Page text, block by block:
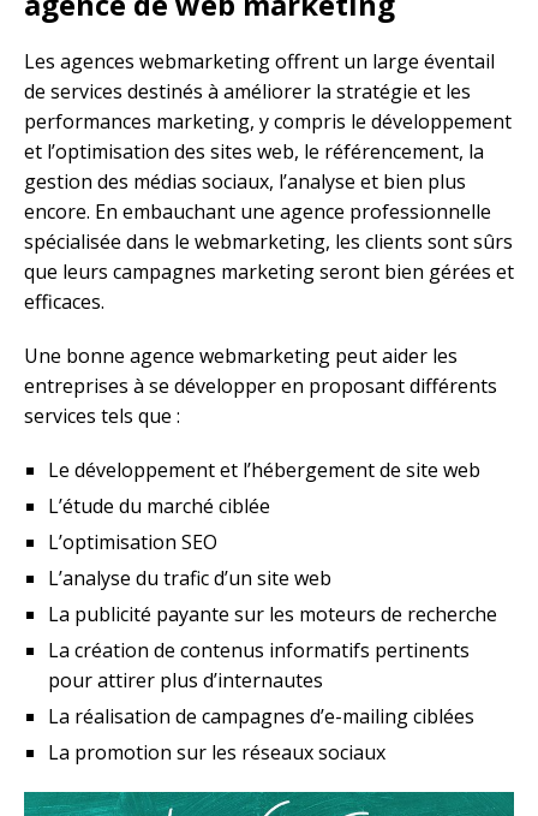
Les agences webmarketing offrent un large éventail
de services destinés à améliorer la stratégie et les
performances marketing, y compris le développement
et l’optimisation des sites web, le référencement, la
gestion des médias sociaux, l’analyse et bien plus
encore. En embauchant une agence professionnelle
spécialisée dans le webmarketing, les clients sont sûrs
que leurs campagnes marketing seront bien gérées et
efficaces.
Une bonne agence webmarketing peut aider les
entreprises à se développer en proposant différents
services tels que :
Le développement et l’hébergement de site web
L’étude du marché ciblée
L’optimisation SEO
L’analyse du trafic d’un site web
La publicité payante sur les moteurs de recherche
La création de contenus informatifs pertinents
pour attirer plus d’internautes
La réalisation de campagnes d’e-mailing ciblées
La promotion sur les réseaux sociaux